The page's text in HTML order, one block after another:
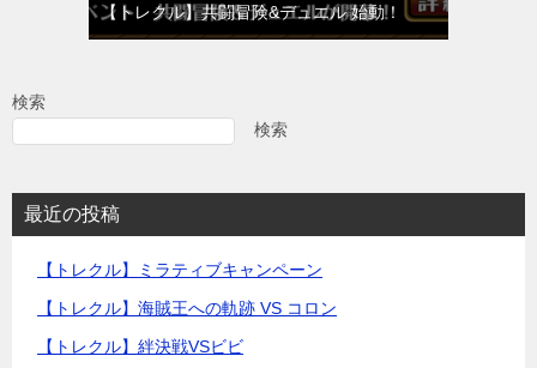
【トレクル】共闘冒険&デュエル 始動！
検索
検索
最近の投稿
【トレクル】ミラティブキャンペーン
【トレクル】海賊王への軌跡 VS コロン
【トレクル】絆決戦VSビビ